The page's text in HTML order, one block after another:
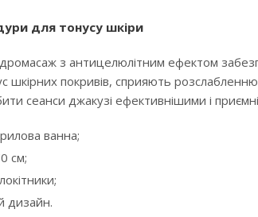
для тонусу шкіри
з антицелюлітним ефектом
покривів, сприяють розслабленню
сеанси джакузі ефективнішими і
ванна;
см;
дизайн.